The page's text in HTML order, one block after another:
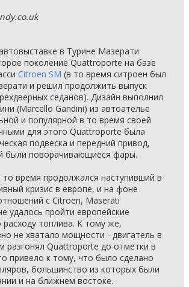
в Турине Мазерати
поколение Quattroporte на базе
Citroen SM (в то время ситроен был
и решил продолжить выпуск
седанов). Дизайн выполнил
(Marcello Gandini) из автоателье
и популярной в то время своей
для этого Quattroporte была
подвеска и передний привод,
были поворачивающиеся фары.
время продолжался наступивший в
кризис в европе, и на фоне
с Citroen, Maserati
удалось пройти европейские
расходу топлива. К тому же,
не хватало мощности - двигатель в
разгонял Quattroporte до отметки в
привело к тому, что было сделано
большинство из которых были
и на ближнем востоке.